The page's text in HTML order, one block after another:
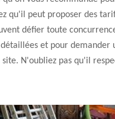
qu'il peut proposer des
défier toute
et pour demander
N'oubliez pas qu'il